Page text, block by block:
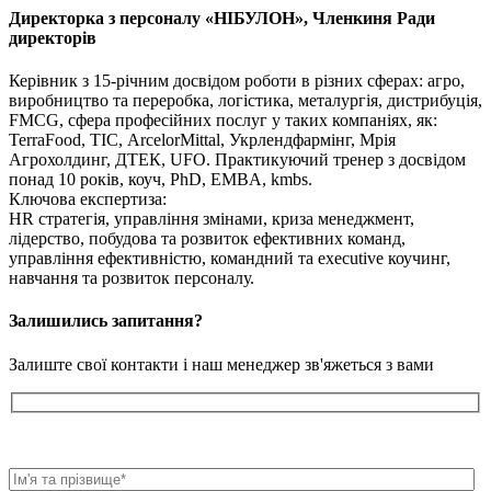
Директорка з персоналу «НІБУЛОН», Членкиня Ради
директорів
Керівник з 15-річним досвідом роботи в різних сферах: агро,
виробництво та переробка, логістика, металургія, дистрибуція,
FMCG, сфера професійних послуг у таких компаніях, як:
TerraFood, ТІС, ArcelorMittal, Укрлендфармінг, Мрія
Агрохолдинг, ДТЕК, UFO. Практикуючий тренер з досвідом
понад 10 років, коуч, PhD, EMBA, kmbs.
Ключова експертиза:
HR стратегія, управління змінами, криза менеджмент,
лідерство, побудова та розвиток ефективних команд,
управління ефективністю, командний та executive коучинг,
навчання та розвиток персоналу.
Залишились запитання?
Залиште свої контакти і наш менеджер зв'яжеться з вами